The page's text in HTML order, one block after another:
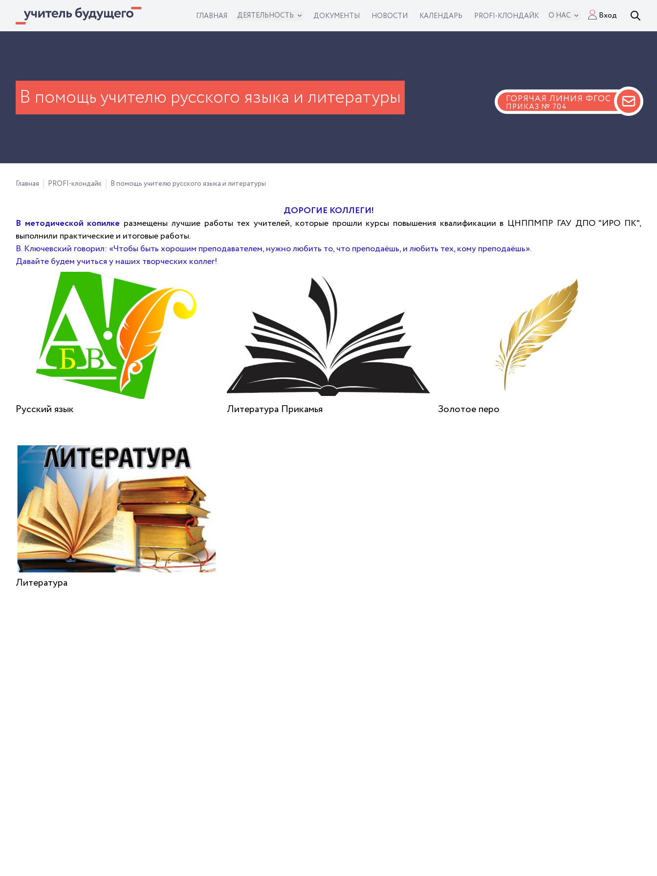
ГЛАВНАЯ ДЕЯТЕЛЬНОСТЬ ДОКУМЕНТЫ НОВОСТИ КАЛЕНДАРЬ PROFI-КЛОНДАЙК О НАС Вход
ГОРЯЧАЯ ЛИНИЯ ФГОС
ПРИКАЗ № 704
В помощь учителю русского языка и литературы
Главная PROFI-клондайк В помощь учителю русского языка и литературы
ДОРОГИЕ КОЛЛЕГИ!
В методической копилке размещены лучшие работы тех учителей, которые прошли курсы повышения квалификации в ЦНППМПР ГАУ ДПО "ИРО ПК",
выполнили практические и итоговые работы.
В. Ключевский говорил: «Чтобы быть хорошим преподавателем, нужно любить то, что преподаёшь, и любить тех, кому преподаёшь».
Давайте будем учиться у наших творческих коллег!
Русский язык Литература Прикамья Золотое перо
Литература